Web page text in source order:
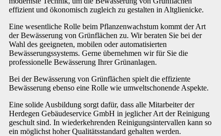
effizient und ökonomisch zugleich zu gestalten in Altglienicke.
Eine wesentliche Rolle beim Pflanzenwachstum kommt der Art
der Bewässerung von Grünflächen zu. Wir beraten Sie bei der
Wahl des geeigneten, mobilen oder automatisierten
Bewässerungssystems. Gerne übernehmen wir für Sie die
professionelle Bewässerung Ihrer Grünanlagen.
Bei der Bewässerung von Grünflächen spielt die effiziente
Bewässerung ebenso eine Rolle wie umweltschonende Aspekte.
Eine solide Ausbildung sorgt dafür, dass alle Mitarbeiter der
Herdegen Gebäudeservice GmbH in jeglicher Art der Reinigung
geschult sind. In wiederkehrenden Reinigungsintervallen kann so
ein möglichst hoher Qualitätsstandard gehalten werden.